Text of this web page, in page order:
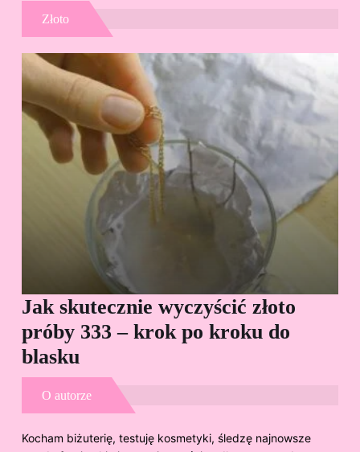
Złoto
Jak skutecznie wyczyścić złoto
próby 333 – krok po kroku do
blasku
O autorze
Kocham biżuterię, testuję kosmetyki, śledzę najnowsze